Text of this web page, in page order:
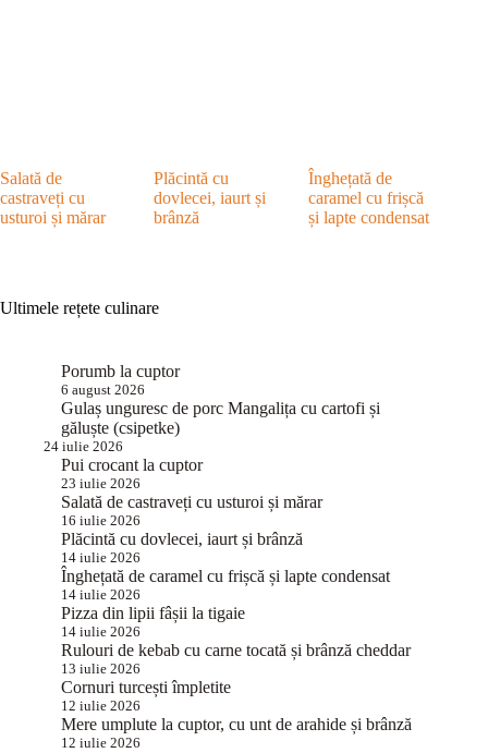
Salată de
castraveți cu
usturoi și mărar
Plăcintă cu
dovlecei, iaurt și
brânză
Înghețată de
caramel cu frișcă
și lapte condensat
Ultimele rețete culinare
Porumb la cuptor
6 august 2026
Gulaș unguresc de porc Mangalița cu cartofi și
găluște (csipetke)
24 iulie 2026
Pui crocant la cuptor
23 iulie 2026
Salată de castraveți cu usturoi și mărar
16 iulie 2026
Plăcintă cu dovlecei, iaurt și brânză
14 iulie 2026
Înghețată de caramel cu frișcă și lapte condensat
14 iulie 2026
Pizza din lipii fâșii la tigaie
14 iulie 2026
Rulouri de kebab cu carne tocată și brânză cheddar
13 iulie 2026
Cornuri turcești împletite
12 iulie 2026
Mere umplute la cuptor, cu unt de arahide și brânză
12 iulie 2026